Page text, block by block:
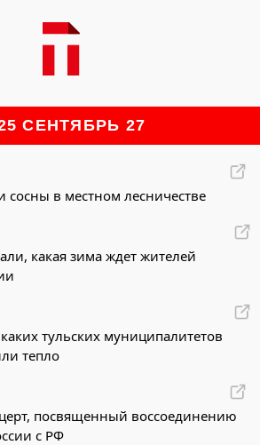
СЕНТЯБРЬ 27
сосны в местном лесничестве
какая зима ждет жителей
тульских муниципалитетов
тепло
посвященный воссоединению
с РФ